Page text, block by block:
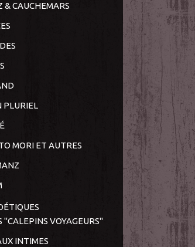
& CAUCHEMARS
PLURIEL
MORI ET AUTRES
"CALEPINS VOYAGEURS"
INTIMES